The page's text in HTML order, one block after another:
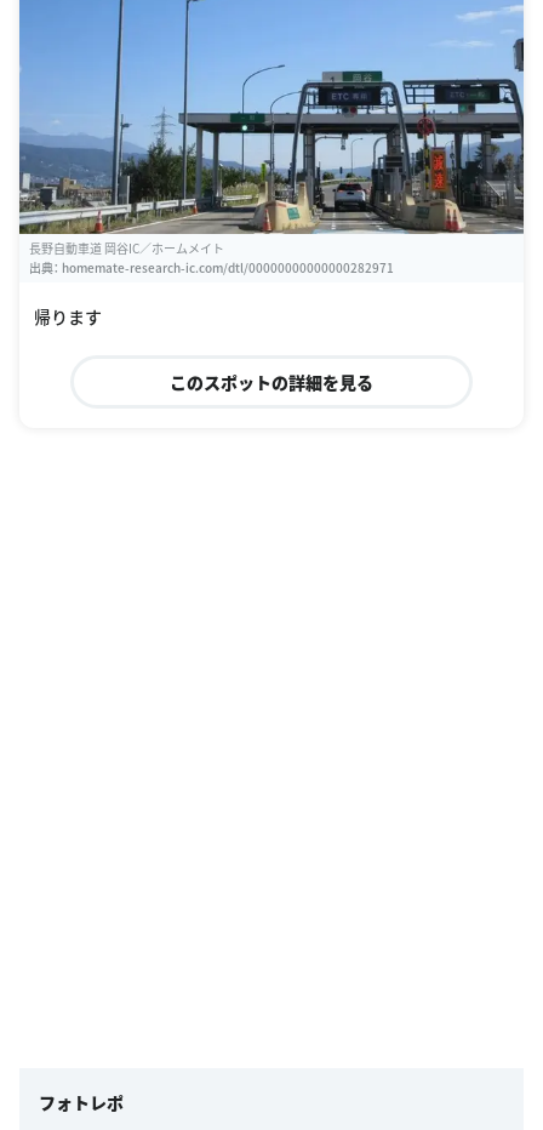
長野自動車道 岡谷IC／ホームメイト
出典： homemate-research-ic.com/dtl/00000000000000282971
帰ります
このスポットの詳細を見る
フォトレポ